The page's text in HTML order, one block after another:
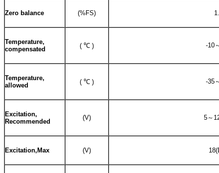
Zero balance (%FS)
Temperature,
compensated
( ℃ ) -10
Temperature,
allowed
( ℃ ) -35
Excitation,
Recommended
(V) 5～
Excitation,Max (V)